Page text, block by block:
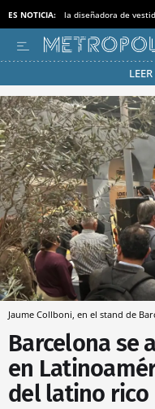
ES NOTICIA: la diseñadora de
Pásate al
Jaume Collboni, en el stand de
Barcelona se
en
del latino rico